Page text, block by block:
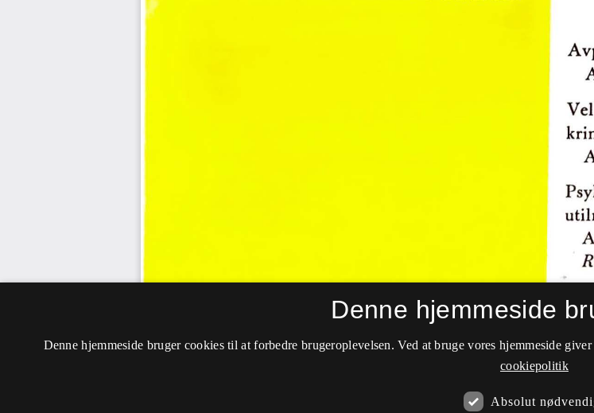
Denne hjemmeside
Denne hjemmeside bruger cookies til at forbedre brugeroplevelsen. Ved at bruge vores hjemmeside
cookiepolitik
Absolut